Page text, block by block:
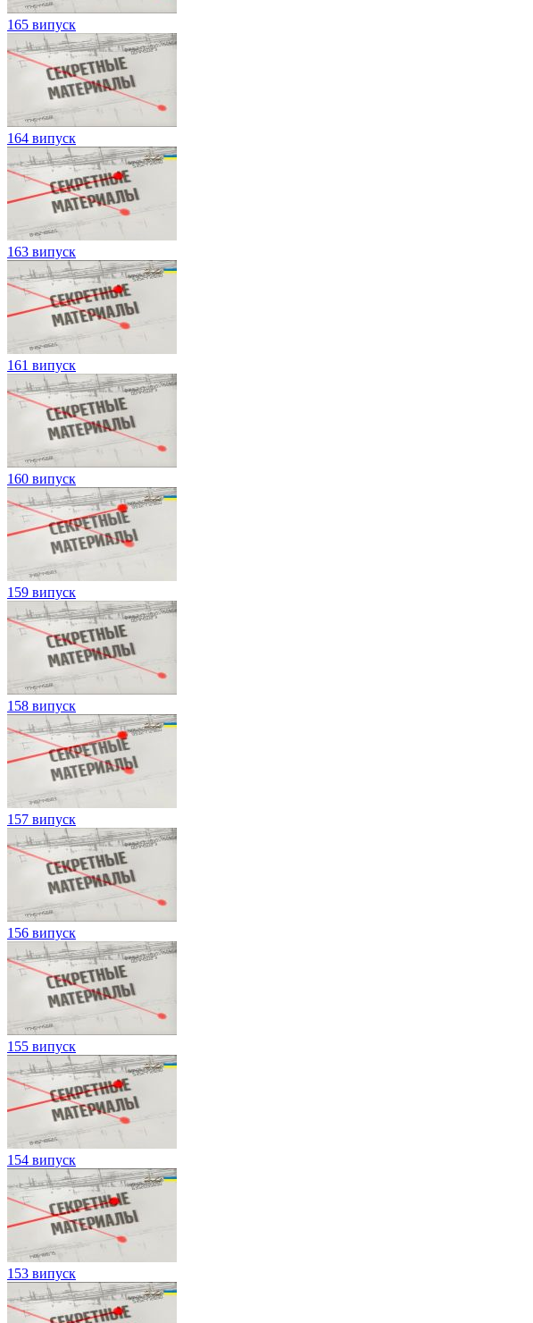
165 випуск
164 випуск
163 випуск
161 випуск
160 випуск
159 випуск
158 випуск
157 випуск
156 випуск
155 випуск
154 випуск
153 випуск